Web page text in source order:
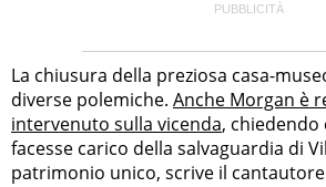
La chiusura della preziosa casa-
diverse polemiche. Anche Morgan è
intervenuto sulla vicenda, chiedendo
facesse carico della salvaguardia di
patrimonio unico, scrive il